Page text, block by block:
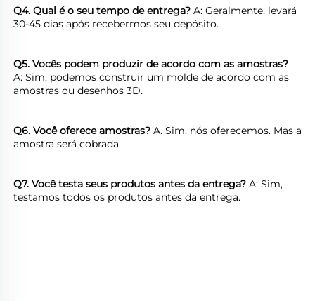
Q4. Qual é o seu tempo de entrega? A: Geralmente, levará
30-45 dias após recebermos seu depósito.
Q5. Vocês podem produzir de acordo com as amostras?
A: Sim, podemos construir um molde de acordo com as
amostras ou desenhos 3D.
Q6. Você oferece amostras? A. Sim, nós oferecemos. Mas a
amostra será cobrada.
Q7. Você testa seus produtos antes da entrega? A: Sim,
testamos todos os produtos antes da entrega.